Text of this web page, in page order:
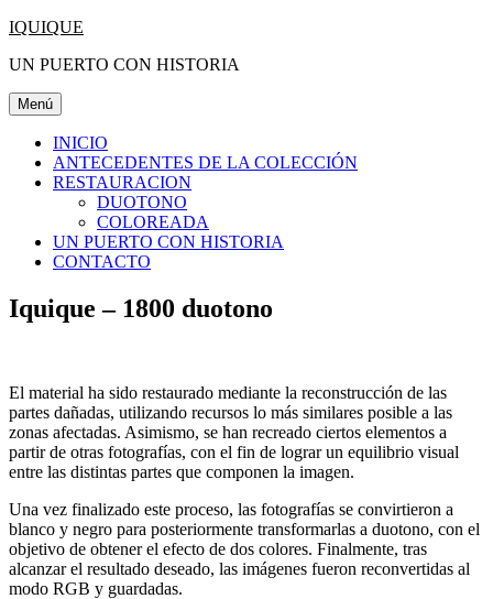
Saltar
contenido
IQUIQUE
UN PUERTO CON HISTORIA
Menú
INICIO
ANTECEDENTES DE LA COLECCIÓN
RESTAURACION
DUOTONO
COLOREADA
UN PUERTO CON HISTORIA
CONTACTO
Iquique – 1800 duotono
El material ha sido restaurado mediante la reconstrucción de las
partes dañadas, utilizando recursos lo más similares posible a las
zonas afectadas. Asimismo, se han recreado ciertos elementos a
partir de otras fotografías, con el fin de lograr un equilibrio visual
entre las distintas partes que componen la imagen.
Una vez finalizado este proceso, las fotografías se convirtieron a
blanco y negro para posteriormente transformarlas a duotono, con el
objetivo de obtener el efecto de dos colores. Finalmente, tras
alcanzar el resultado deseado, las imágenes fueron reconvertidas al
modo RGB y guardadas.